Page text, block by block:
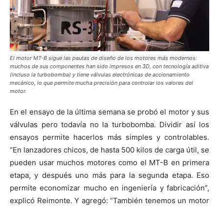
El motor MT-B sigue las pautas de diseño de los motores más modernos:
muchos de sus componentes han sido impresos en 3D, con tecnología aditiva
(incluso la turbobomba) y tiene válvulas electrónicas de accionamiento
mecánico, lo que permite mucha precisión para controlar los valores del
motor.
En el ensayo de la última semana se probó el motor y sus
válvulas pero todavía no la turbobomba. Dividir así los
ensayos permite hacerlos más simples y controlables.
“En lanzadores chicos, de hasta 500 kilos de carga útil, se
pueden usar muchos motores como el MT-B en primera
etapa, y después uno más para la segunda etapa. Eso
permite economizar mucho en ingeniería y fabricación”,
explicó Reimonte. Y agregó: “También tenemos un motor